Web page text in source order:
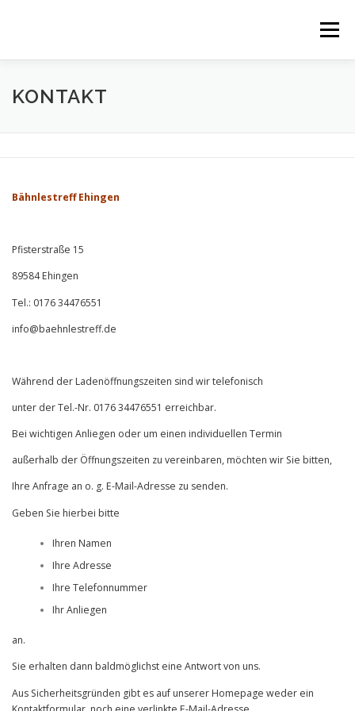
Menü
ÜBER UNS
KONTAKT
Bähnlestreff Ehingen
Pfisterstraße 15
89584 Ehingen
Tel.: 0176 34476551
info@baehnlestreff.de
Während der Ladenöffnungszeiten sind wir telefonisch
unter der Tel.-Nr. 0176 34476551 erreichbar.
Bei wichtigen Anliegen oder um einen individuellen Termin
außerhalb der Öffnungszeiten zu vereinbaren, möchten wir Sie bitten,
Ihre Anfrage an o. g. E-Mail-Adresse zu senden.
Geben Sie hierbei bitte
Ihren Namen
Ihre Adresse
Ihre Telefonnummer
Ihr Anliegen
an.
Sie erhalten dann baldmöglichst eine Antwort von uns.
Aus Sicherheitsgründen gibt es auf unserer Homepage weder ein